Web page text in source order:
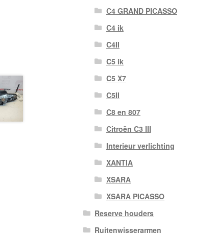
C4 GRAND PICASSO
C4 ik
C4II
C5 ik
C5 X7
C5II
C8 en 807
Citroën C3 III
Interieur verlichting
XANTIA
XSARA
XSARA PICASSO
Reserve houders
Ruitenwisserarmen